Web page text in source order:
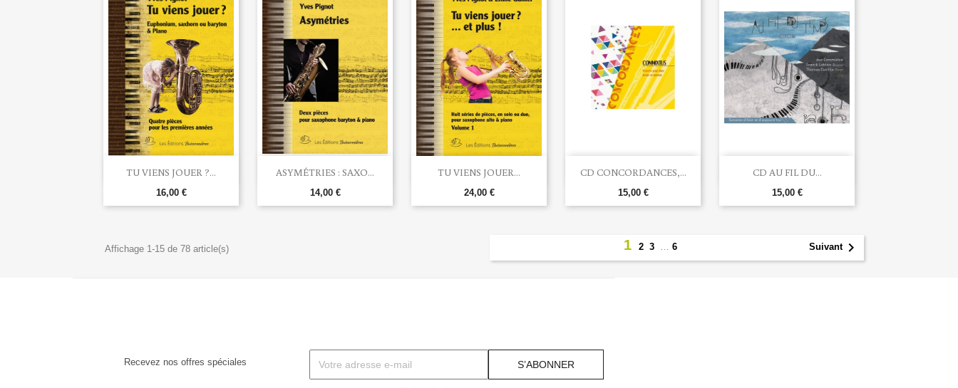
TU VIENS JOUER ?...
16,00 €
Aperçu rapide ASYMÉTRIES : SAXO...
14,00 €
Aperçu rapide TU VIENS JOUER...
24,00 €
Aperçu rapide CD CONCORDANCES,...
15,00 €
Aperçu rapide CD AU FIL DU...
15,00 €
Aperçu rapide
Affichage 1-15 de 78 article(s) 123 … 6 Suivant
Recevez nos offres spéciales